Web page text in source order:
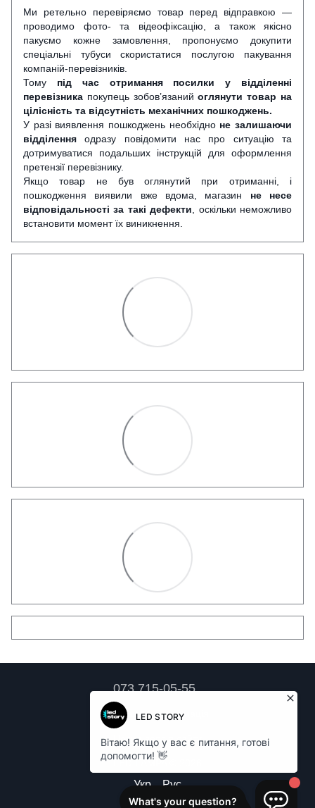
Ми ретельно перевіряємо товар перед відправкою —
проводимо фото- та відеофіксацію, а також якісно
пакуємо кожне замовлення, пропонуємо докупити
спеціальні тубуси скористатися послугою пакування
компаній-перевізників.
Тому під час отримання посилки у відділенні
перевізника покупець зобов’язанийоглянути товар на
цілісність та відсутність механічних пошкоджень.
У разі виявлення пошкоджень необхідно не залишаючи
відділення одразу повідомити нас про ситуацію та
дотримуватися подальших інструкцій для оформлення
претензії перевізнику.
Якщо товар не був оглянутий при отриманні, і
пошкодження виявили вже вдома, магазин не несе
відповідальності за такі дефекти, оскільки неможливо
встановити момент їх виникнення.
073 715-05-55
Контактна інформація
Повна версія сайту
LED LAMPA © 2026
Укр Рус